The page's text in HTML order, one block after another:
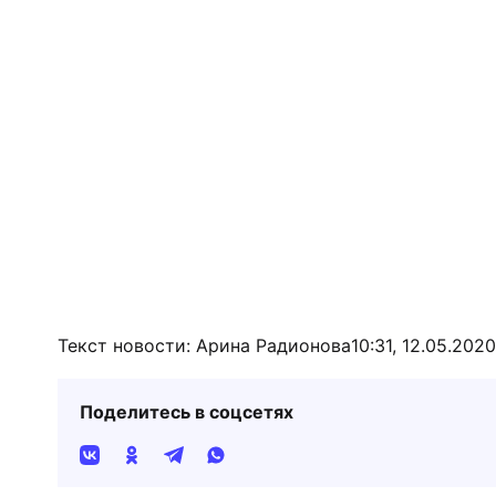
Текст новости: Арина Радионова10:31, 12.05.2020
Поделитесь в соцсетях